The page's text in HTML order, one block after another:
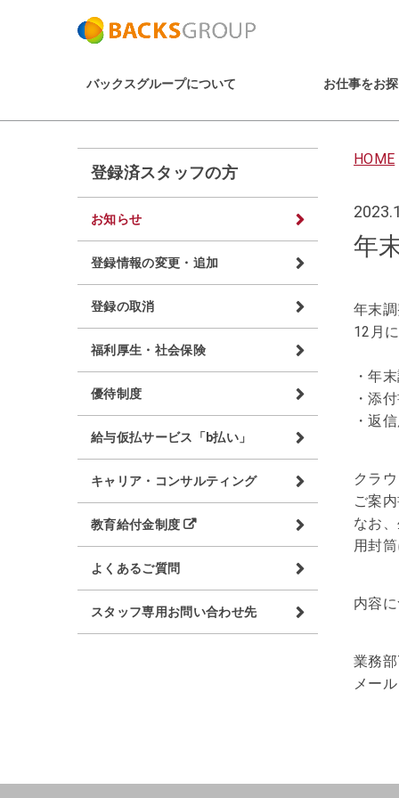
バックスグループについて お仕事をお
HOME
年
年末
12月
年
添
返
クラ
ご案
なお
用封
内容
業務
メー
登録済スタッフの方
お知らせ
登録情報の変更・追加
登録の取消
福利厚生・社会保険
優待制度
給与仮払サービス「b払い」
キャリア・コンサルティング
教育給付金制度
よくあるご質問
スタッフ専用お問い合わせ先